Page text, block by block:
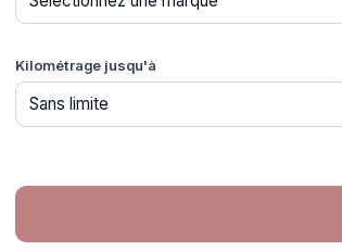
Kilométrage jusqu'à